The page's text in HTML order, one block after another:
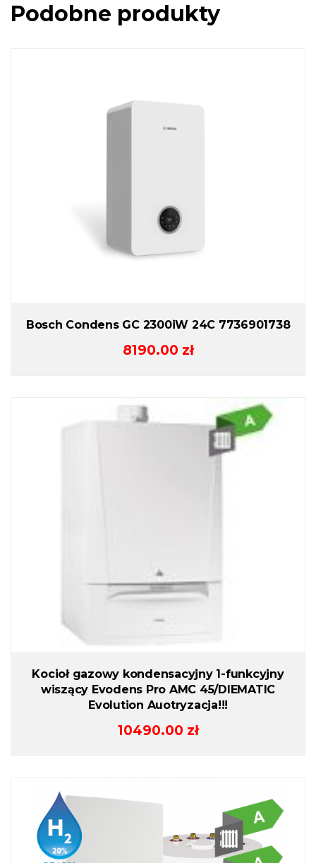
Podobne produkty
Bosch Condens GC 2300iW 24C 7736901738
8190.00 zł
Kocioł gazowy kondensacyjny 1-funkcyjny
wiszący Evodens Pro AMC 45/DIEMATIC
Evolution Auotryzacja!!!
10490.00 zł